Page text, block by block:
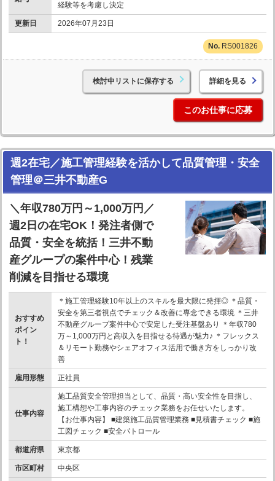
経験等を考慮し決定
更新日 2026年07月23日
RS001826
検討中リストに保存する 詳細を見る
このお仕事に応募
週2在宅／施工管理経験を活かして品質管理・安全
管理＠三井不動産G
＼年収780万円～1,000万円／
週2日の在宅OK！発注者側で
品質・安全を統括！三井不動
産グループの案件中心！残業
削減を目指せる環境
おすすめ
ポイン
ト！
＊施工管理経験10年以上のスキルを最大限に発揮◎ ＊品質・
安全を第三者視点でチェック＆改善に専念できる環境 ＊三井
不動産グループ案件中心で安定した受注基盤あり ＊年収780
万～1,000万円と高収入を目指せる待遇が魅力♪ ＊フレックス
＆リモート勤務やシェアオフィス活用で働き方をしっかり改
善
雇用形態 正社員
仕事内容
施工品質安全管理担当として、品質・高い安全性を目指し、
施工構想や工事内容のチェック業務をお任せいたします。
【お仕事内容】 ■建築施工品質管理業務 ■見積書チェック ■施
工図チェック ■安全パトロール
都道府県 東京都
市区町村 中央区